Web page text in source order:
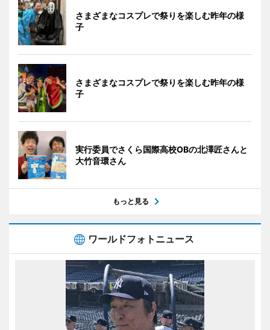
さまざまなコスプレで祭りを楽しむ昨年の様
子
さまざまなコスプレで祭りを楽しむ昨年の様
子
実行委員でさくら国際高校OBの北澤匠さんと
大竹音環さん
もっと見る
ワールドフォトニュース